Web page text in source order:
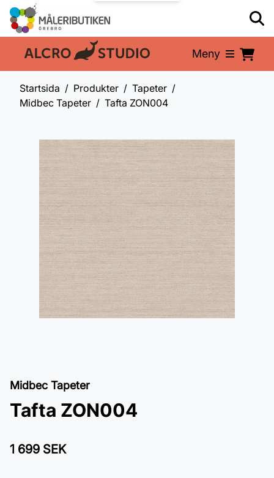
En del av: Meny
Startsida Produkter
Tapeter
Midbec Tapeter
Tafta ZON004
Midbec Tapeter
Tafta ZON004
1 699 SEK